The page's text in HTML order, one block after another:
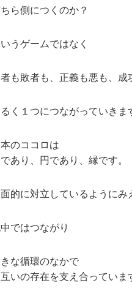
ら側につくのか？
うゲームではなく
も敗者も、正義も悪も、成
るく１つにつながっていきま
本のココロは
あり、円であり、縁です。
的に対立しているようにみ
ではつながり
な循環のなかで
いの存在を支え合っていま